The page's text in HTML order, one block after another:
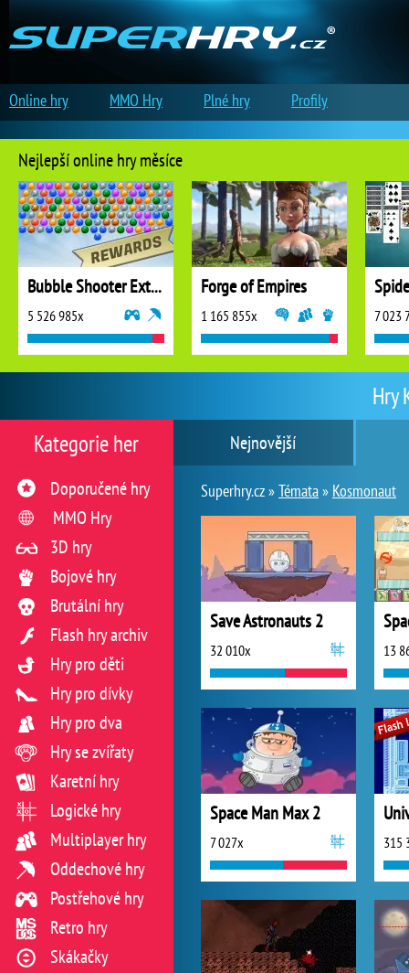
Hry
Nejnovější
Superhry.cz »Témata» Kosmonaut
Save Astronauts 2
32 010x 13
Space Man Max 2
7 027x 315
Kategorie her
Doporučené hry
MMO Hry
3D hry
Bojové hry
Brutální hry
Flash hry archiv
Hry pro děti
Hry pro dívky
Hry pro dva
Hry se zvířaty
Karetní hry
Logické hry
Multiplayer hry
Oddechové hry
Postřehové hry
Retro hry
Skákačky
Nejlepší online hry měsíce
Bubble Shooter Extreme
5 526 985x
Forge of Empires
1 165 855x 7 023
Online hry MMO Hry Plné hry Profily